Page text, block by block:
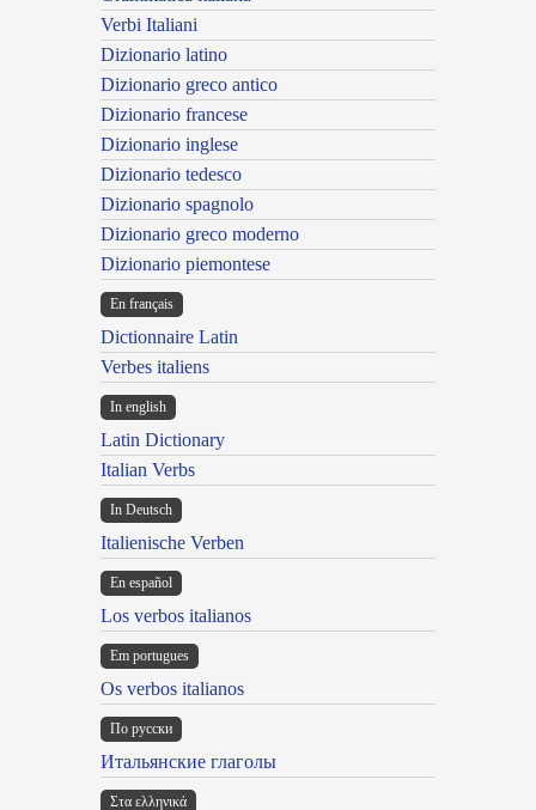
Verbi Italiani
Dizionario latino
Dizionario greco antico
Dizionario francese
Dizionario inglese
Dizionario tedesco
Dizionario spagnolo
Dizionario greco moderno
Dizionario piemontese
En français
Dictionnaire Latin
Verbes italiens
In english
Latin Dictionary
Italian Verbs
In Deutsch
Italienische Verben
En español
Los verbos italianos
Em portugues
Os verbos italianos
По русски
Итальянские глаголы
Στα ελληνικά